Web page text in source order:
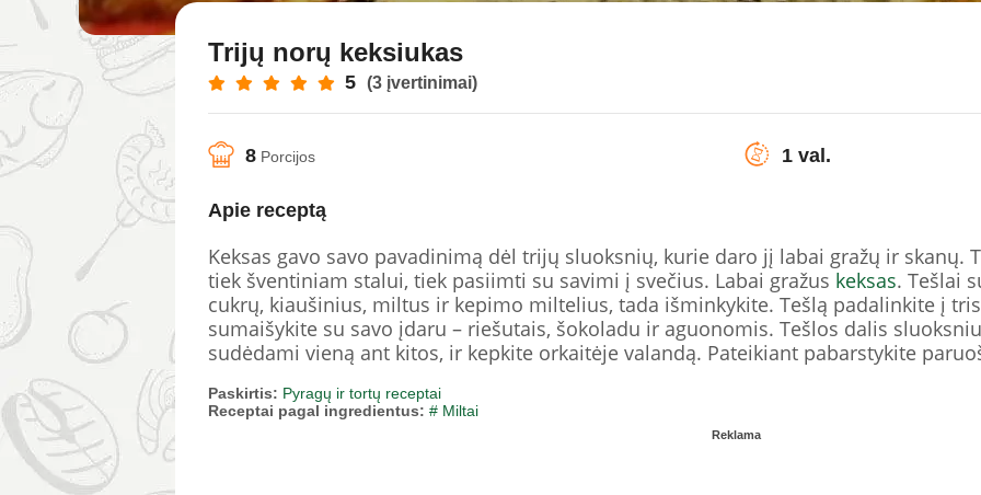
Trijų norų keksiukas
5 (3 įvertinimai)
8 Porcijos 1 val.
Apie receptą
Keksas gavo savo pavadinimą dėl trijų sluoksnių, kurie daro jį labai gražų ir skanų.
tiek šventiniam stalui, tiek pasiimti su savimi į svečius. Labai gražus keksas. Tešlai
cukrų, kiaušinius, miltus ir kepimo miltelius, tada išminkykite. Tešlą padalinkite į
sumaišykite su savo įdaru – riešutais, šokoladu ir aguonomis. Tešlos dalis
sudėdami vieną ant kitos, ir kepkite orkaitėje valandą. Pateikiant pabarstykite
Paskirtis: Pyragų ir tortų receptai
Receptai pagal ingredientus: # Miltai
Reklama